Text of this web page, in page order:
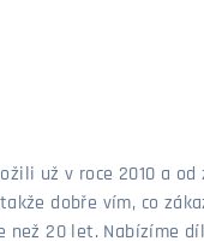
už v roce 2010 a
dobře vím, co
než 20 let. Nabízíme